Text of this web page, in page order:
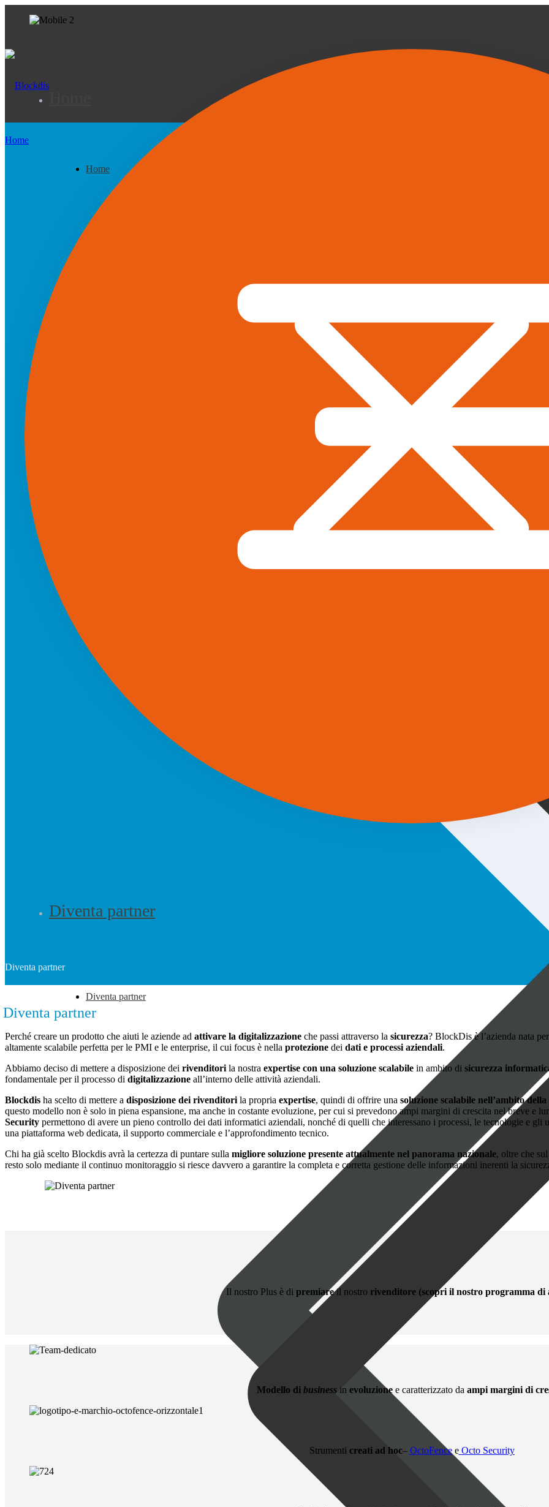
Diventa partner
Home
Diventa partner
Home
Diventa partner
Diventa partner
Perché creare un prodotto che aiuti le aziende ad attivare la digitalizzazione che passi attraverso la sicurezza? BlockDis è l’azienda nata
altamente scalabile perfetta per le PMI e le enterprise, il cui focus è nella protezione dei dati e processi aziendali.
Abbiamo deciso di mettere a disposizione dei rivenditori la nostra expertise con una soluzione scalabile in ambito di sicurezza
fondamentale per il processo di digitalizzazione all’interno delle attività aziendali.
Blockdis ha scelto di mettere a disposizione dei rivenditori la propria expertise, quindi di offrire una soluzione scalabile nell’ambito
questo modello non è solo in piena espansione, ma anche in costante evoluzione, per cui si prevedono ampi margini di crescita nel breve e
Security permettono di avere un pieno controllo dei dati informatici aziendali, nonché di quelli che interessano i processi, le tecnologie e
una piattaforma web dedicata, il supporto commerciale e l’approfondimento tecnico.
Chi ha già scelto Blockdis avrà la certezza di puntare sulla migliore soluzione presente attualmente nel panorama nazionale, oltre che
resto solo mediante il continuo monitoraggio si riesce davvero a garantire la completa e corretta gestione delle informazioni inerenti la
Il nostro Plus è di premiareil nostro rivenditore (scopri il nostro programma di
Modello di business in evoluzione e caratterizzato da ampi margini di
Strumenti creati ad hoc– OctoFencee Octo Security